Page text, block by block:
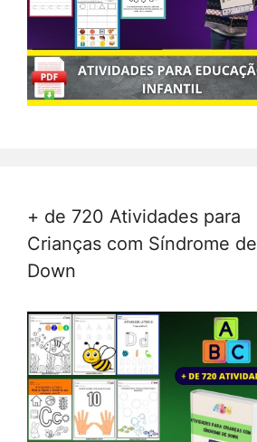
+ de 720 Atividades para
Crianças com Síndrome de
Down